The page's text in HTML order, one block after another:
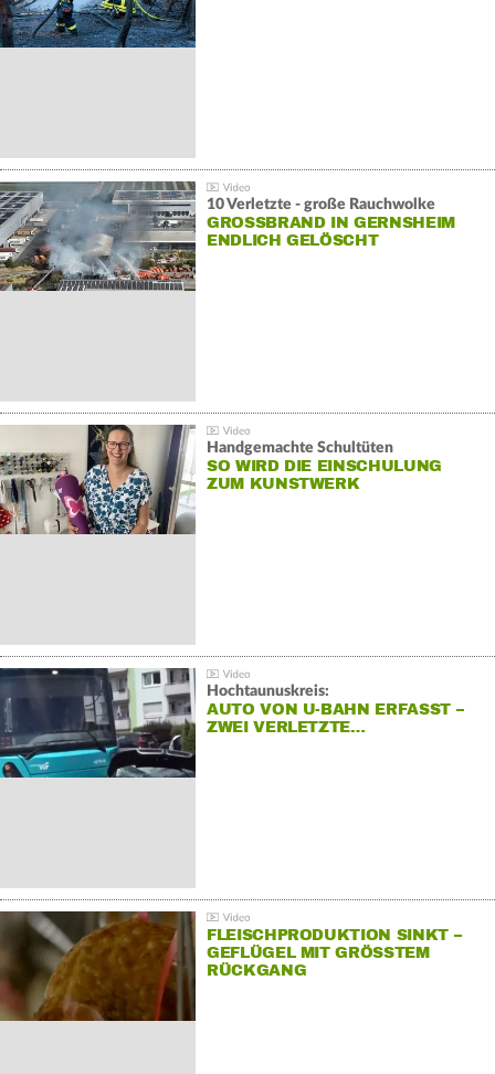
10 Verletzte - große Rauchwolke
GROSSBRAND IN GERNSHEIM E
NDLICH GELÖSCHT
Handgemachte Schultüten
SO WIRD DIE EINSCHULUNG
ZUM KUNSTWERK
Hochtaunuskreis:
AUTO VON U-BAHN ERFASST –
ZWEI VERLETZTE…
FLEISCHPRODUKTION SINKT –
GEFLÜGEL MIT GRÖSSTEM R
ÜCKGANG